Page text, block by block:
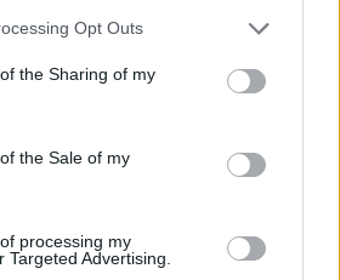
Opt Outs
the Sharing of my
the Sale of my
processing my
Targeted Advertising.
a bouřky? Zapojte se do
Mláďata čápů v celém Česku
musela v minulých dnech čelit
bouřky a lijáky. Česká
vyzývá veřejnost, aby se zapojila do